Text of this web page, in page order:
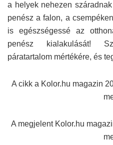
a helyek nehezen
penész a falon, a
is egészségessé az
penész kialakulását!
páratartalom mértékére, és
A cikk a Kolor.hu magazin
A megjelent Kolor.hu